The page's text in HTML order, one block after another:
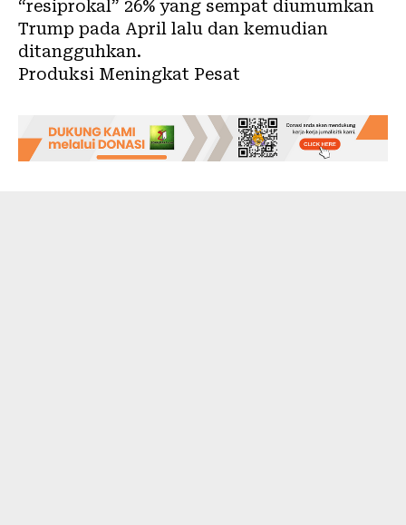
“resiprokal” 26% yang sempat diumumkan
Trump pada April lalu dan kemudian
ditangguhkan.
Produksi Meningkat Pesat